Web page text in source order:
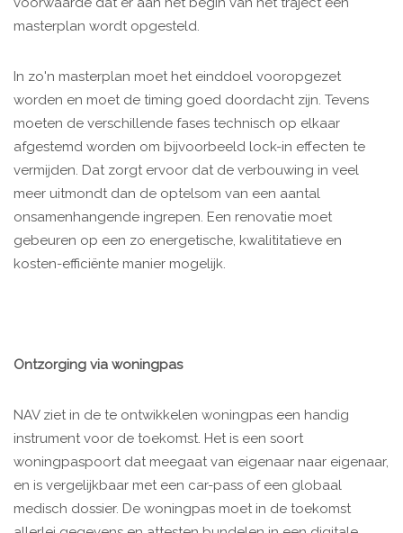
masterplan wordt opgesteld.
In zo'n masterplan moet het einddoel vooropgezet
worden en moet de timing goed doordacht zijn. Tevens
moeten de verschillende fases technisch op elkaar
afgestemd worden om bijvoorbeeld lock-in effecten te
vermijden. Dat zorgt ervoor dat de verbouwing in veel
meer uitmondt dan de optelsom van een aantal
onsamenhangende ingrepen. Een renovatie moet
gebeuren op een zo energetische, kwalititatieve en
kosten-efficiënte manier mogelijk.
Ontzorging via woningpas
NAV ziet in de te ontwikkelen woningpas een handig
instrument voor de toekomst. Het is een soort
woningpaspoort dat meegaat van eigenaar naar eigenaar,
en is vergelijkbaar met een car-pass of een globaal
medisch dossier. De woningpas moet in de toekomst